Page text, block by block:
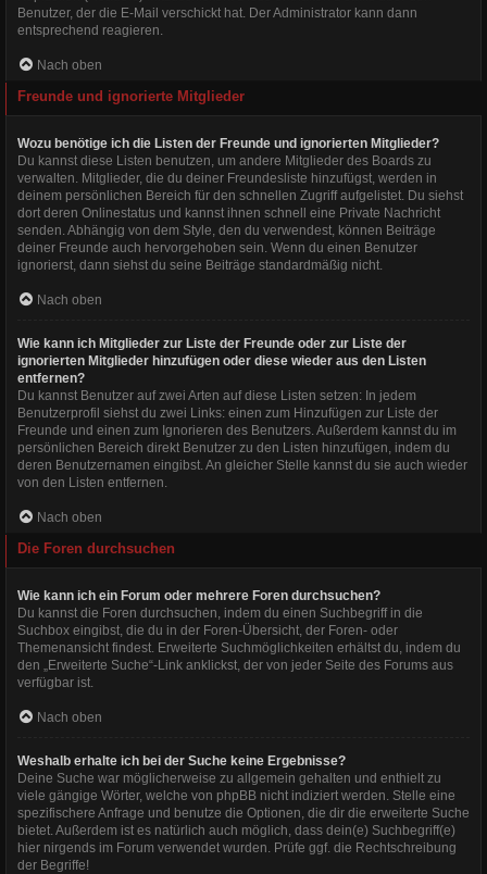
Benutzer, der die E-Mail verschickt hat. Der Administrator kann dann
entsprechend reagieren.
Nach oben
Freunde und ignorierte Mitglieder
Wozu benötige ich die Listen der Freunde und ignorierten Mitglieder?
Du kannst diese Listen benutzen, um andere Mitglieder des Boards zu
verwalten. Mitglieder, die du deiner Freundesliste hinzufügst, werden in
deinem persönlichen Bereich für den schnellen Zugriff aufgelistet. Du siehst
dort deren Onlinestatus und kannst ihnen schnell eine Private Nachricht
senden. Abhängig von dem Style, den du verwendest, können Beiträge
deiner Freunde auch hervorgehoben sein. Wenn du einen Benutzer
ignorierst, dann siehst du seine Beiträge standardmäßig nicht.
Nach oben
Wie kann ich Mitglieder zur Liste der Freunde oder zur Liste der
ignorierten Mitglieder hinzufügen oder diese wieder aus den Listen
entfernen?
Du kannst Benutzer auf zwei Arten auf diese Listen setzen: In jedem
Benutzerprofil siehst du zwei Links: einen zum Hinzufügen zur Liste der
Freunde und einen zum Ignorieren des Benutzers. Außerdem kannst du im
persönlichen Bereich direkt Benutzer zu den Listen hinzufügen, indem du
deren Benutzernamen eingibst. An gleicher Stelle kannst du sie auch wieder
von den Listen entfernen.
Nach oben
Die Foren durchsuchen
Wie kann ich ein Forum oder mehrere Foren durchsuchen?
Du kannst die Foren durchsuchen, indem du einen Suchbegriff in die
Suchbox eingibst, die du in der Foren-Übersicht, der Foren- oder
Themenansicht findest. Erweiterte Suchmöglichkeiten erhältst du, indem du
den „Erweiterte Suche“-Link anklickst, der von jeder Seite des Forums aus
verfügbar ist.
Nach oben
Weshalb erhalte ich bei der Suche keine Ergebnisse?
Deine Suche war möglicherweise zu allgemein gehalten und enthielt zu
viele gängige Wörter, welche von phpBB nicht indiziert werden. Stelle eine
spezifischere Anfrage und benutze die Optionen, die dir die erweiterte Suche
bietet. Außerdem ist es natürlich auch möglich, dass dein(e) Suchbegriff(e)
hier nirgends im Forum verwendet wurden. Prüfe ggf. die Rechtschreibung
der Begriffe!